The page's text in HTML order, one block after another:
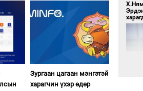
Зургаан цагаан мэнгэтэй
харагчин үхэр өдөр